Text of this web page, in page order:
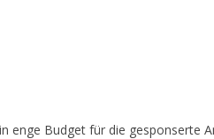
enge Budget für die gesponserte